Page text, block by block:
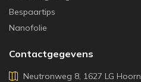
Bespaartips
Nanofolie
Contactgegevens
Neutronweg 8, 1627 LG Hoorn